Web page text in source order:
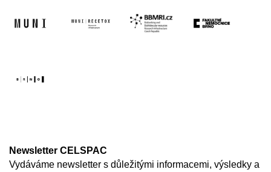
Newsletter CELSPAC
Vydáváme newsletter s důležitými informacemi, výsledky a